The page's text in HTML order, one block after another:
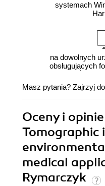
systemach
na dowolnych
obsługujących
Masz pytania? Zajrzyj
Oceny i
Tomographic
medical
Rymarczyk